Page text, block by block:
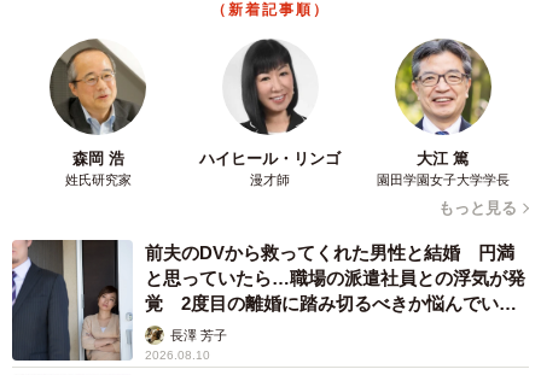
（新着記事順）
森岡 浩
姓氏研究家
ハイヒール・リンゴ
漫才師
大江 篤
園田学園女子大学学長
もっと見る
前夫のDVから救ってくれた男性と結婚 円満
と思っていたら…職場の派遣社員との浮気が発
覚 2度目の離婚に踏み切るべきか悩んでいま
す【夫婦関係修復カウンセラーが解説】
長澤 芳子
2026.08.10